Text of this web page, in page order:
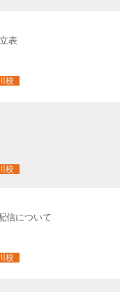
表
校
校
信について
校